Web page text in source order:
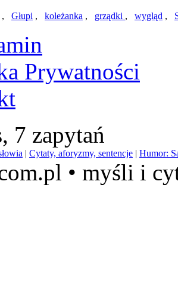
, Głupi , koleżanka , grządki , wygląd ,
Prywatności
7 zapytań
| Cytaty, aforyzmy, sentencje | Humor:
• myśli i